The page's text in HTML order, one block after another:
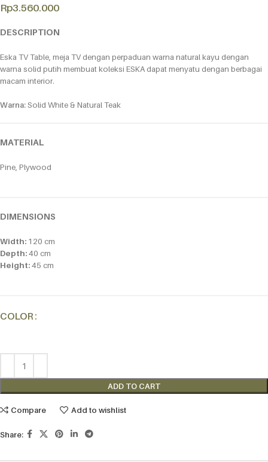
Rp3.560.000
DESCRIPTION
Eska TV Table, meja TV dengan perpaduan warna natural kayu dengan
warna solid putih membuat koleksi ESKA dapat menyatu dengan berbagai
macam interior.
Warna:Solid White & Natural Teak
MATERIAL
Pine, Plywood
DIMENSIONS
Width: 120 cm
Depth:40 cm
Height:45 cm
COLOR
ADD TO CART
Alternative:
Compare Add to wishlist
Share: